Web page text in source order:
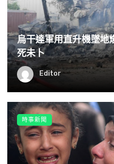
烏干達軍用直升機墜地
死未卜
Editor
時事新聞